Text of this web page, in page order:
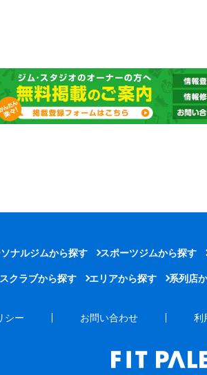
ナルジムから探す スポーツジムから探す
クラブから探す エリアから探す 系列店
シー お問い合わせ 利